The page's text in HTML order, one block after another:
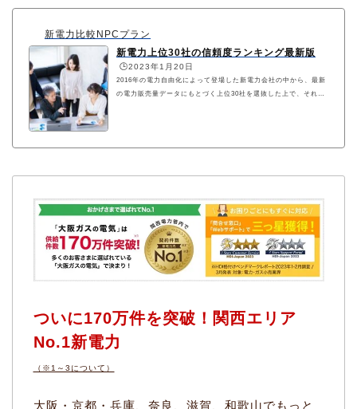
新電力比較NPCプラン
新電力上位30社の信頼度ランキング最新版
🕒️2023年1月20日
2016年の電力自由化によって登場した新電力会社の中から、最新
の電力販売量データにもとづく上位30社を選抜した上で、それぞ
ついに170万件を突破！関西エリア
No.1新電力
（※1～3について）
大阪・京都・兵庫、奈良、滋賀、和歌山でもっと